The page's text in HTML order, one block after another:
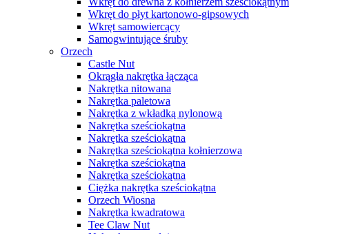
Wkręt do płyt kartonowo-gipsowych
Wkręt samowiercący
Samogwintujące śruby
Orzech
Castle Nut
Okrągła nakrętka łącząca
Nakrętka nitowana
Nakrętka paletowa
Nakrętka z wkładką nylonową
Nakrętka sześciokątna
Nakrętka sześciokątna
Nakrętka sześciokątna kołnierzowa
Nakrętka sześciokątna
Nakrętka sześciokątna
Ciężka nakrętka sześciokątna
Orzech Wiosna
Nakrętka kwadratowa
Tee Claw Nut